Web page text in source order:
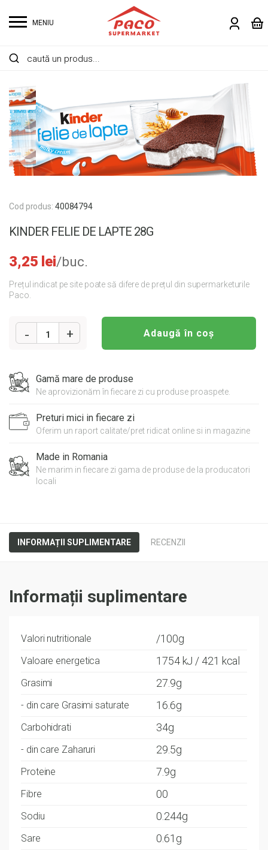
MENIU
Cod produs: 40084794
KINDER FELIE DE LAPTE 28G
3,25 lei/buc.
Prețul indicat pe site poate să difere de prețul din supermarketurile
Paco.
1
FELIE
DE
28G
Adaugă în coș
Gamă mare de produse
Ne aprovizionăm în fiecare zi cu produse proaspete.
Preturi mici in fiecare zi
Oferim un raport calitate/pret ridicat online si in magazine
Made in Romania
Ne marim in fiecare zi gama de produse de la producatori
locali
INFORMAȚII SUPLIMENTARE RECENZII
Informații suplimentare
Valori nutritionale /100g
Valoare energetica 1754 kJ / 421 kcal
Grasimi 27.9g
- din care Grasimi saturate 16.6g
Carbohidrati 34g
- din care Zaharuri 29.5g
Proteine 7.9g
Fibre 00
Sodiu 0.244g
Sare 0.61g